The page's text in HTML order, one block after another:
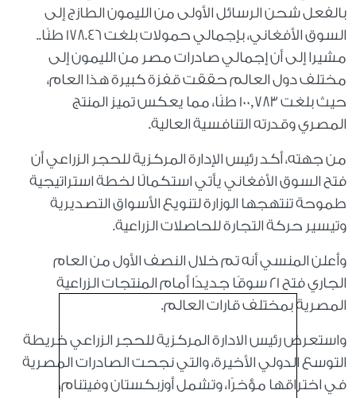
بالفعل شحن الرسائل الأولى من الليمون الطازج إلى
السوق الأفغاني، بإجمالي حمولات بلغت 178.46 طنًا..
مشيرا إلى أن إجمالي صادرات مصر من الليمون إلى
مختلف دول العالم حققت قفزة كبيرة هذا العام،
حيث بلغت 100,783 طنًا، مما يعكس تميز المنتج
المصري وقدرته التنافسية العالية.
من جهته، أكد رئيس الإدارة المركزية للحجر الزراعي أن
فتح السوق الأفغاني يأتي استكمالًا لخطة استراتيجية
طموحة تنتهجها الوزارة لتنويع الأسواق التصديرية
وتيسير حركة التجارة للحاصلات الزراعية.
وأعلن المنسي أنه تم خلال النصف الأول من العام
الجاري فتح 21 سوقًا جديدًا أمام المنتجات الزراعية
المصرية بمختلف قارات العالم.
واستعرض رئيس الادارة المركزية للحجر الزراعي خريطة
التوسع الدولي الأخيرة، والتي نجحت الصادرات المصرية
في اختراقها مؤخرًا، وتشمل أوزبكستان وفيتنام،